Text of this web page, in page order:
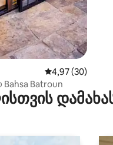
საშუალო
4,97 (30)
Batroun